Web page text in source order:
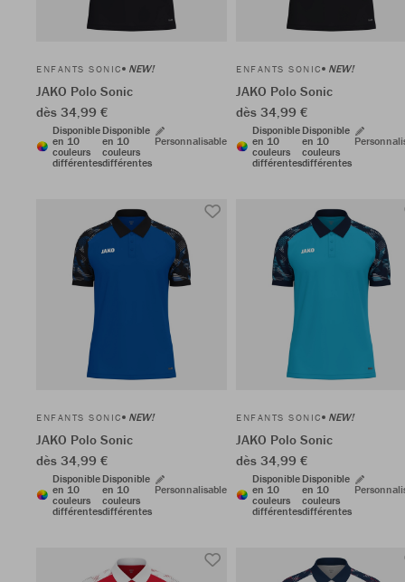
ENFANTS SONIC NEW!
JAKO Polo Sonic
dès 34,99 €
Disponible
en 10
couleurs
différentes
Disponible
en 10
couleurs
différentes
Personnalisable
ENFANTS SONIC NEW!
JAKO Polo Sonic
dès 34,99 €
Disponible
en 10
couleurs
différentes
Disponible
en 10
couleurs
différentes
ENFANTS SONIC NEW!
JAKO Polo Sonic
dès 34,99 €
Disponible
en 10
couleurs
différentes
Disponible
en 10
couleurs
différentes
Personnalisable
ENFANTS SONIC NEW!
JAKO Polo Sonic
dès 34,99 €
Disponible
en 10
couleurs
différentes
Disponible
en 10
couleurs
différentes